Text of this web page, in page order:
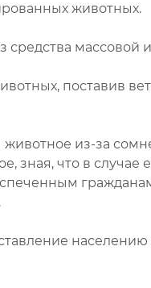
животных.
средства массовой
поставив
из-за
что в случае